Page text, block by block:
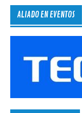
ALIADO EN EVENTOS